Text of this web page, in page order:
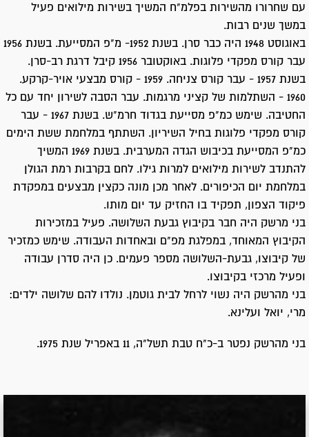
עם שחרורו מהשירות בפלמ"ח המשיך בשירות מילואים פעיל
במשך שנים רבות.
באוגוסט 1948 היה כבר סרן. בשנת 1952- מ"פ המסייעת. בשנת 1956
עבר קורס מפקדי פלוגות. באוקטובר 1956 קיבל דרגת רב-סרן.
בשנת 1957 - עבר קורס צניחה. 1959 - קורס מבצעי אויר-קרקע.
1960 - השתלמות של קציני מרגמות. עבר הסבה לשירון יחד עם כל
החטיבה. שימש כמ"פ מסייעת בגדוד חרמ"ש. בשנת 1967 - עבר
קורס מפקדי פלוגות בחיל השיריון. השתתף במלחמת ששת הימים
כמ"פ המסייעת בכיבוש הגדה המערבית. בשנת 1969 המשיך
להתנדב לשירות מילואים למרות גילו. לחם בקרבות רמת הגולן
במלחמת יום הכיפורים. לאחר מכן מונה כקצין מבצעים במפקדת
פיקוד הצפון, תפקיד בו החזיק עד יום מותו.
בני מרשק היה חבר בקיבוץ גבעת השלושה. פעיל במזכירות
הקיבוץ המאוחד, במפלגת מפ"ם ובאחדות העבודה. שימש כמזכיר
של קיבוצו, גבעת-השלושה מספר פעמים. כן היה סדרן עבודה
ופעיל מרכזי בקיבוצו.
בני מהרשק היה נשוי לרחל לבית גוטמן. נולדו להם שלושה ילדים:
מרי, יואל ועלינא.
בני מהרשק נפטר ב-כ"ח טבת תשל"ה, 11 באפריל שנת 1975.